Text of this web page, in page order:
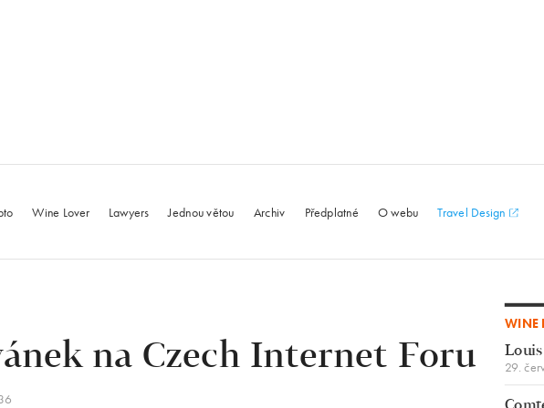
Wine Lover Lawyers Jednou větou Archiv Předplatné O webu Travel Design
na Czech Internet Foru
WINE
29.